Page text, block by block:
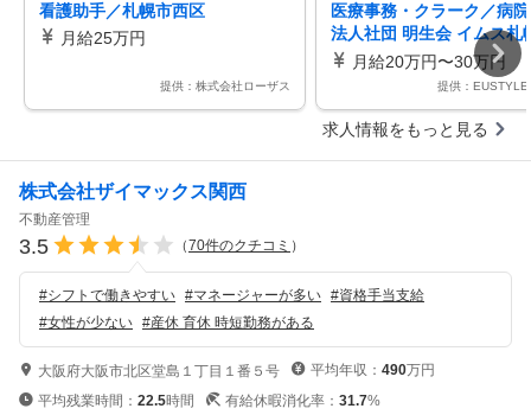
看護助手／札幌市西区
月給25万円
提供：株式会社ローザス
医療事務・クラーク／病
法人社団 明生会 イムス札
器中央総合病院
月給20万円〜30万円
提供：
求人情報をもっと見る
株式会社ザイマックス関西
不動産管理
3.5 （70件のクチコミ ）
#シフトで働きやすい #マネージャーが多い #資格手当支給
#女性が少ない #産休 育休 時短勤務がある
大阪府大阪市北区堂島１丁目１番５号 平均年収： 490万円
平均残業時間： 22.5時間 有給休暇消化率： 31.7%